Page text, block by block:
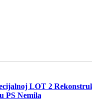
LOT 2
PS Nemila